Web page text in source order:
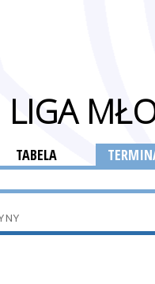
LIGA
TABELA